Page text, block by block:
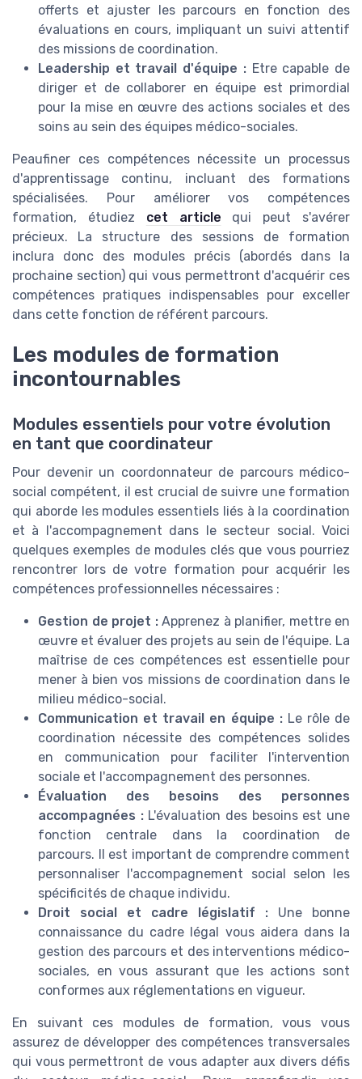
offerts et ajuster les parcours en fonction des
évaluations en cours, impliquant un suivi attentif
des missions de coordination.
Leadership et travail d'équipe : Etre capable de
diriger et de collaborer en équipe est primordial
pour la mise en œuvre des actions sociales et des
soins au sein des équipes médico-sociales.
Peaufiner ces compétences nécessite un processus
d'apprentissage continu, incluant des formations
spécialisées. Pour améliorer vos compétences
formation, étudiez cet article qui peut s'avérer
précieux. La structure des sessions de formation
inclura donc des modules précis (abordés dans la
prochaine section) qui vous permettront d'acquérir ces
compétences pratiques indispensables pour exceller
dans cette fonction de référent parcours.
Les modules de formation
incontournables
Modules essentiels pour votre évolution
en tant que coordinateur
Pour devenir un coordonnateur de parcours médico-
social compétent, il est crucial de suivre une formation
qui aborde les modules essentiels liés à la coordination
et à l'accompagnement dans le secteur social. Voici
quelques exemples de modules clés que vous pourriez
rencontrer lors de votre formation pour acquérir les
compétences professionnelles nécessaires :
Gestion de projet :Apprenez à planifier, mettre en
œuvre et évaluer des projets au sein de l'équipe. La
maîtrise de ces compétences est essentielle pour
mener à bien vos missions de coordination dans le
milieu médico-social.
Communication et travail en équipe :Le rôle de
coordination nécessite des compétences solides
en communication pour faciliter l'intervention
sociale et l'accompagnement des personnes.
Évaluation des besoins des personnes
accompagnées :L'évaluation des besoins est une
fonction centrale dans la coordination de
parcours. Il est important de comprendre comment
personnaliser l'accompagnement social selon les
spécificités de chaque individu.
Droit social et cadre législatif : Une bonne
connaissance du cadre légal vous aidera dans la
gestion des parcours et des interventions médico-
sociales, en vous assurant que les actions sont
conformes aux réglementations en vigueur.
En suivant ces modules de formation, vous vous
assurez de développer des compétences transversales
qui vous permettront de vous adapter aux divers défis